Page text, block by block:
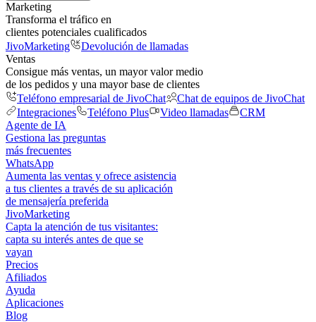
Marketing
Transforma el tráfico en
clientes potenciales cualificados
JivoMarketing
Devolución de llamadas
Ventas
Consigue más ventas, un mayor valor medio
de los pedidos y una mayor base de clientes
Teléfono empresarial de JivoChat
Chat de equipos de JivoChat
Integraciones
Teléfono Plus Video llamadas
CRM
Agente de IA
Gestiona las preguntas
más frecuentes
WhatsApp
Aumenta las ventas y ofrece asistencia
a tus clientes a través de su aplicación
de mensajería preferida
JivoMarketing
Capta la atención de tus visitantes:
capta su interés antes de que se
vayan
Precios
Afiliados
Ayuda
Aplicaciones
Blog